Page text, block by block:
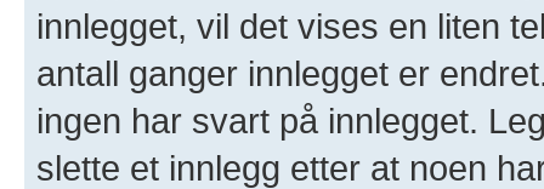
innlegget, vil det vises en liten
antall ganger innlegget er
ingen har svart på innlegget.
slette et innlegg etter at noen